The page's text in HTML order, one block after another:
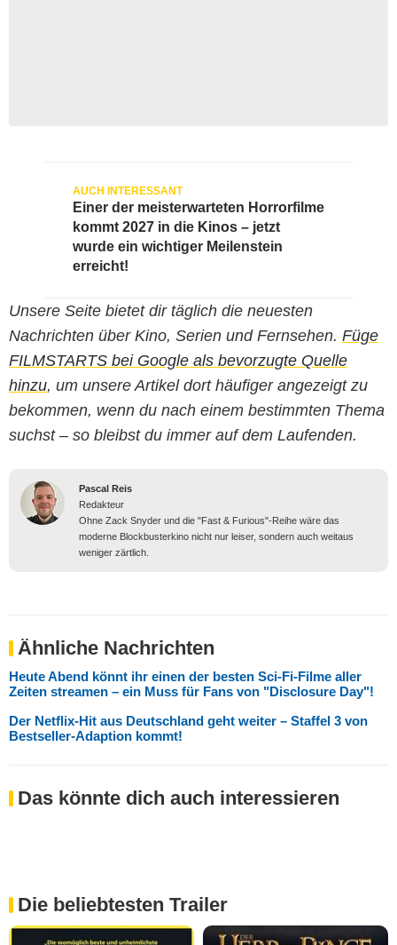
Einer der meisterwarteten Horrorfilme
kommt 2027 in die Kinos – jetzt
wurde ein wichtiger Meilenstein
erreicht!
Unsere Seite bietet dir täglich die neuesten
Nachrichten über Kino, Serien und Fernsehen. Füge
FILMSTARTS bei Google als bevorzugte Quelle
hinzu, um unsere Artikel dort häufiger angezeigt zu
bekommen, wenn du nach einem bestimmten Thema
suchst – so bleibst du immer auf dem Laufenden.
Pascal Reis
Redakteur
Ohne Zack Snyder und die "Fast & Furious"-Reihe wäre das
moderne Blockbusterkino nicht nur leiser, sondern auch weitaus
weniger zärtlich.
Ähnliche Nachrichten
Heute Abend könnt ihr einen der besten Sci-Fi-Filme aller
Zeiten streamen – ein Muss für Fans von "Disclosure Day"!
Der Netflix-Hit aus Deutschland geht weiter – Staffel 3 von
Bestseller-Adaption kommt!
Das könnte dich auch interessieren
Die beliebtesten Trailer